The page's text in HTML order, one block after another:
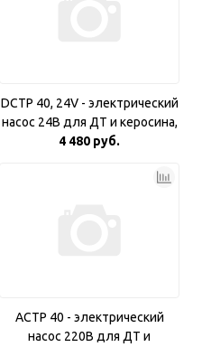
DCTP 40, 24V - электрический
насос 24В для ДТ и керосина,
40л/мин
4 480 руб.
ACTP 40 - электрический
насос 220В для ДТ и